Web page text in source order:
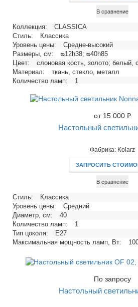
В сравнение
Коллекция:
CLASSICA
Стиль:
Классика
Уровень цены:
Средне-высокий
Размеры, см:
ᴓ12h38; ᴓ40h85
Цвет:
слоновая кость, золото; белый,
Материал:
ткань, стекло, металл
Количество ламп:
1
Напряжение, В:
220
от 15 000 ₽
Настольный
Фабрика: Kolarz
ЗАПРОСИТЬ
В сравнение
Стиль:
Классика
Уровень цены:
Средний
Диаметр, см:
40
Количество ламп:
1
Тип цоколя:
E27
Максимальная мощность ламп, Вт:
По запросу
Настольный